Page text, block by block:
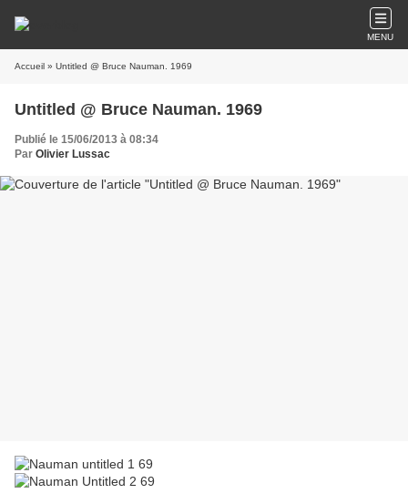
MENU
Accueil » Untitled @ Bruce Nauman. 1969
Untitled @ Bruce Nauman. 1969
Publié le 15/06/2013 à 08:34
Par Olivier Lussac